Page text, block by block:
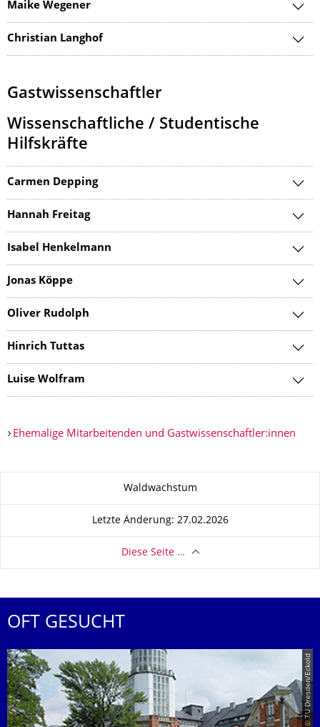
Maike Wegener
Christian Langhof
Gastwissenschaftler
Wissenschaftliche / Studentische
Hilfskräfte
Carmen Depping
Hannah Freitag
Isabel Henkelmann
Jonas Köppe
Oliver Rudolph
Hinrich Tuttas
Luise Wolfram
Ehemalige Mitarbeitenden und Gastwissenschaftler:innen
Waldwachstum
Letzte Änderung: 27.02.2026
Diese Seite …
OFT GESUCHT
© TU Dresden/Eckold